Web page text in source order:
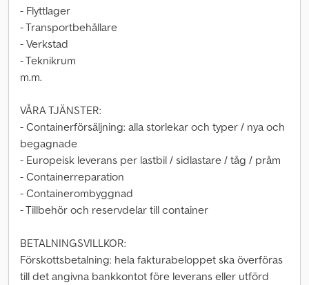
- Flyttlager
- Transportbehållare
- Verkstad
- Teknikrum
m.m.
VÅRA TJÄNSTER:
- Containerförsäljning: alla storlekar och typer / nya och
begagnade
- Europeisk leverans per lastbil / sidlastare / tåg / pråm
- Containerreparation
- Containerombyggnad
- Tillbehör och reservdelar till container
BETALNINGSVILLKOR:
Förskottsbetalning: hela fakturabeloppet ska överföras
till det angivna bankkontot före leverans eller utförd